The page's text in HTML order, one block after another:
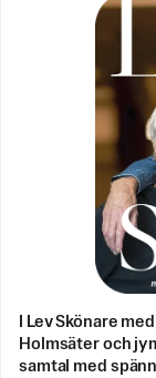
I Lev Skönare
Holmsäter och
samtal med